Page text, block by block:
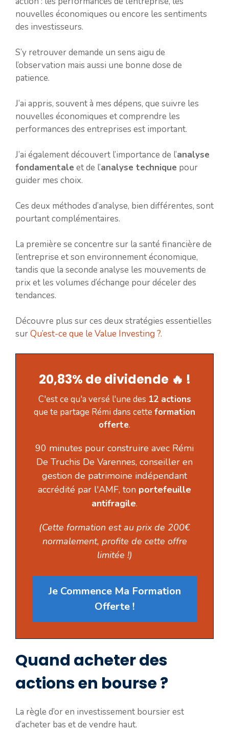
nouvelles économiques ou encore les sentiments
des investisseurs.
S’y retrouver demande un sens aigu de
l’observation mais aussi une bonne dose de
patience.
J’ai appris, souvent à mes dépens, que suivre les
nouvelles économiques et comprendre les
performances des entreprises est important.
J’ai également découvert l’importance de l’analyse
fondamentale et de l’analyse technique pour
guider mes choix.
Ces deux méthodes d’analyse, bien différentes, sont
pourtant complémentaires.
La première se concentre sur la santé financière de
l’entreprise et son environnement économique,
tandis que la seconde analyse les mouvements de
prix et les volumes d’échange pour déceler des
tendances.
Découvre plus sur ces deux stratégies essentielles
surQu’est-ce que le Value Investing ?.
20,83% de dividende 🔥 !
C'est ce qu'a versé l'une des 12 actions
que te partage Rémi dans cette formation
offerte.
90 minutes pour construire avec Rémi
De Truchis De Varennes, conseiller en
gestion de patrimoine indépendant
accrédité par l'AMF, ton portefeuille
antifragile.
(Cette formation est au prix de 200€
normalement, profite de cette offre
limitée !)
Je Commence Ma Formation
Offerte !
Quand acheter des
actions en bourse ?
La règle d’or en investissement boursier est
d’acheter bas et de vendre haut.